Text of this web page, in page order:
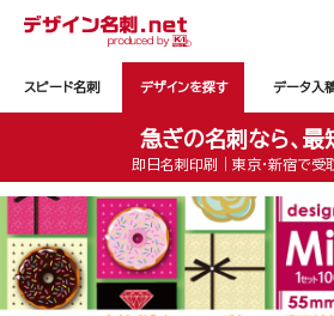
スピード名刺 デザインを探す データ入
急ぎの名刺なら、
即日名刺印刷｜東京・新宿で受